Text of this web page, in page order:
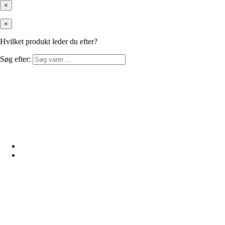
×
×
Hvilket produkt leder du efter?
Søg efter: